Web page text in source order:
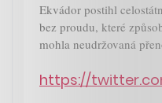
Ekvádor postihl
bez proudu, které
mohla neudržovaná
https://